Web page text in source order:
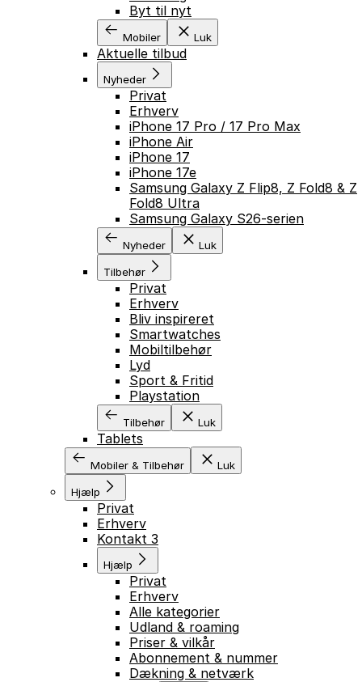
Byt til nyt
Mobiler Luk
Aktuelle tilbud
Nyheder
Privat
Erhverv
iPhone 17 Pro / 17 Pro Max
iPhone Air
iPhone 17
iPhone 17e
Samsung Galaxy Z Flip8, Z Fold8 & Z
Fold8 Ultra
Samsung Galaxy S26-serien
Nyheder Luk
Tilbehør
Privat
Erhverv
Bliv inspireret
Smartwatches
Mobiltilbehør
Lyd
Sport & Fritid
Playstation
Tilbehør Luk
Tablets
Mobiler & Tilbehør Luk
Hjælp
Privat
Erhverv
Kontakt 3
Hjælp
Privat
Erhverv
Alle kategorier
Udland & roaming
Priser & vilkår
Abonnement & nummer
Dækning & netværk